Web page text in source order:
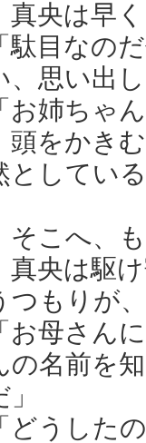
央は早く
駄目なの
、思い出
お姉ちゃ
をかきむ
としてい
こへ、も
央は駆け
つもりが
お母さん
の名前を
」
どうした